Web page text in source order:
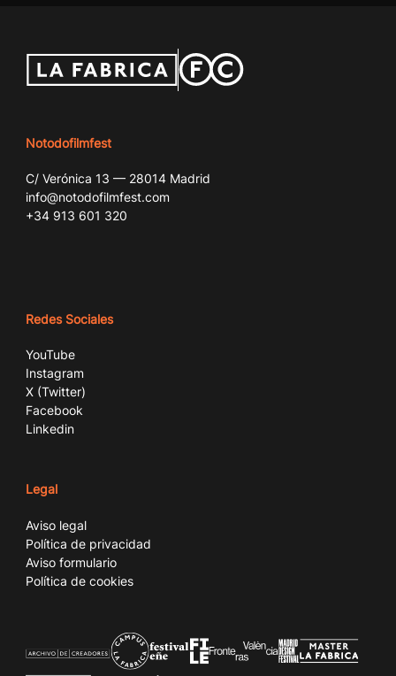
Notodofilmfest
C/ Verónica 13 — 28014 Madrid
info@notodofilmfest.com
+34 913 601 320
Redes Sociales
YouTube
Instagram
X (Twitter)
Facebook
Linkedin
Legal
Aviso legal
Política de privacidad
Aviso formulario
Política de cookies